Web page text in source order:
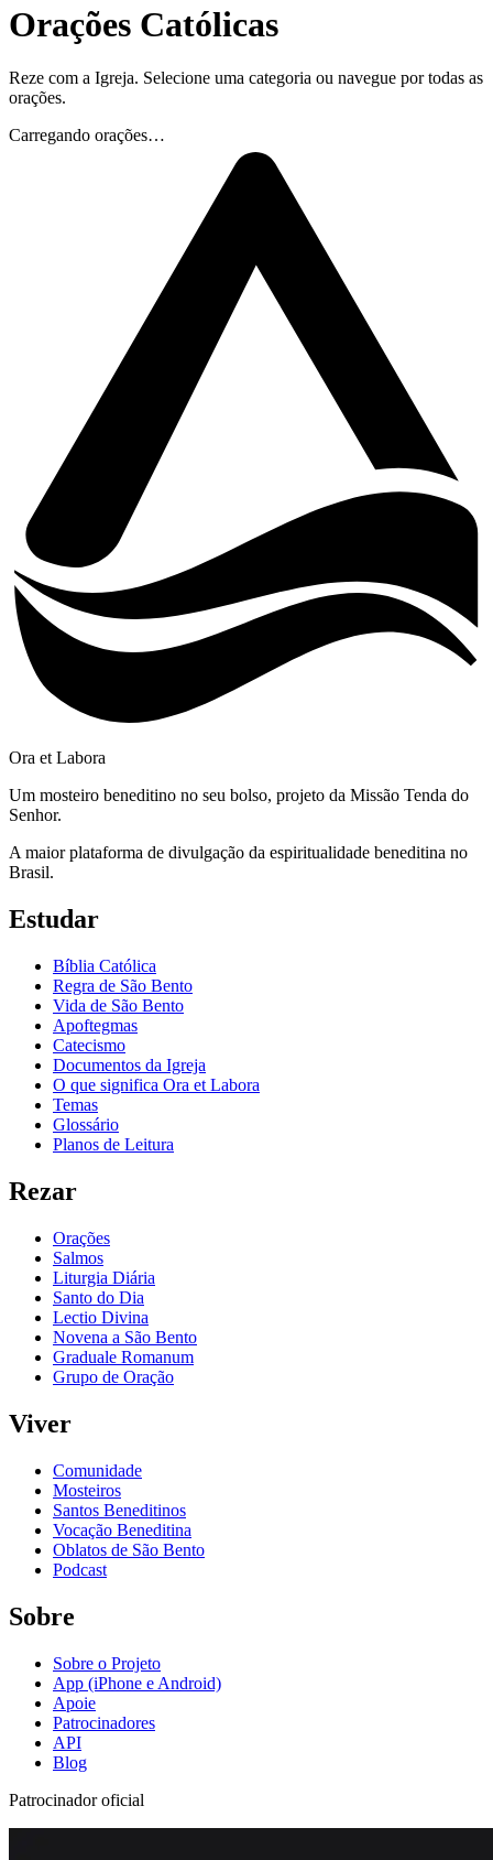
Orações Católicas
Reze com a Igreja. Selecione uma categoria ou navegue por todas as
orações.
Carregando orações…
Ora et Labora
Um mosteiro beneditino no seu bolso, projeto da Missão Tenda do
Senhor.
A maior plataforma de divulgação da espiritualidade beneditina no
Brasil.
Estudar
Bíblia Católica
Regra de São Bento
Vida de São Bento
Apoftegmas
Catecismo
Documentos da Igreja
O que significa Ora et Labora
Temas
Glossário
Planos de Leitura
Rezar
Orações
Salmos
Liturgia Diária
Santo do Dia
Lectio Divina
Novena a São Bento
Graduale Romanum
Grupo de Oração
Viver
Comunidade
Mosteiros
Santos Beneditinos
Vocação Beneditina
Oblatos de São Bento
Podcast
Sobre
Sobre o Projeto
App (iPhone e Android)
Apoie
Patrocinadores
API
Blog
Patrocinador oficial